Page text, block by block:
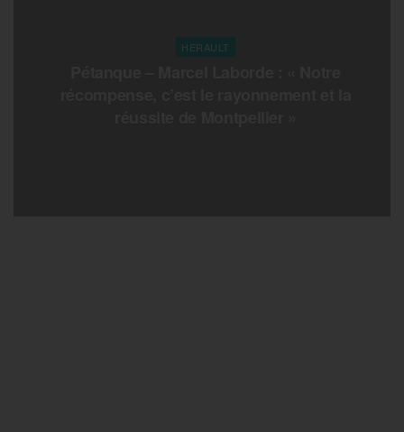
HERAULT